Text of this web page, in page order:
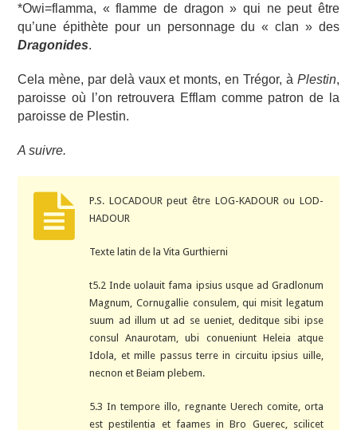
*Owi=flamma, « flamme de dragon » qui ne peut être
qu’une épithète pour un personnage du « clan » des
Dragonides.
Cela mène, par delà vaux et monts, en Trégor, à Plestin,
paroisse où l’on retrouvera Efflam comme patron de la
paroisse de Plestin.
A suivre.
P.S. LOCADOUR peut être LOG-KADOUR ou LOD-
HADOUR
Texte latin de la Vita Gurthierni
t5.2 Inde uolauit fama ipsius usque ad Gradlonum
Magnum, Cornugallie consulem, qui misit legatum
suum ad illum ut ad se ueniet, deditque sibi ipse
consul Anaurotam, ubi conueniunt Heleia atque
Idola, et mille passus terre in circuitu ipsius uille,
necnon et Beiam plebem.
5.3 In tempore illo, regnante Uerech comite, orta
est pestilentia et faames in Bro Guerec, scilicet